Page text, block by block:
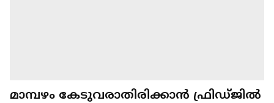
മാമ്പഴം കേടുവരാതിരിക്കാൻ ഫ്രിഡ്ജിൽ